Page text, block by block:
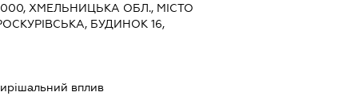
ХМЕЛЬНИЦЬКА ОБЛ., МІСТО
БУДИНОК 16,
вплив